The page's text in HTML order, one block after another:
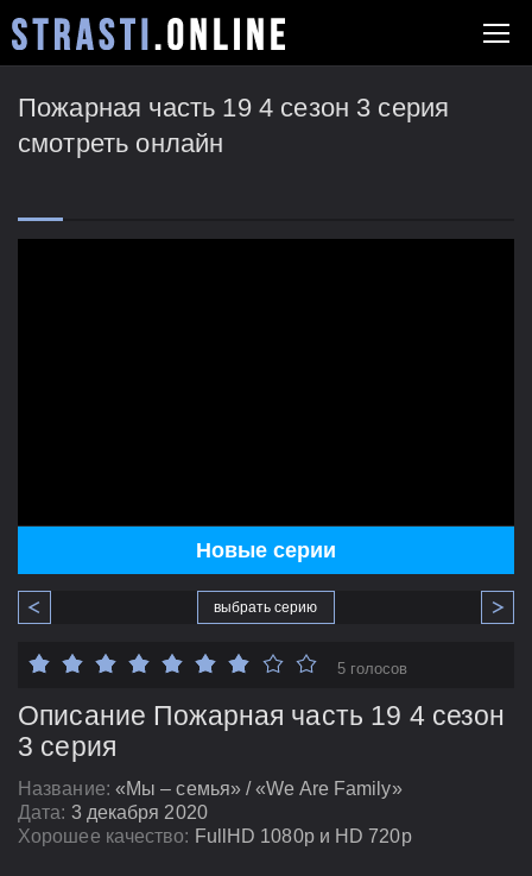
Пожарная часть 19 4 сезон 3 серия
смотреть онлайн
Новые серии
выбрать серию
Описание Пожарная часть 19 4 сезон
3 серия
Название: «Мы – семья» / «We Are Family»
Дата: 3 декабря 2020
Хорошее качество: FullHD 1080p и HD 720p
5 голосов